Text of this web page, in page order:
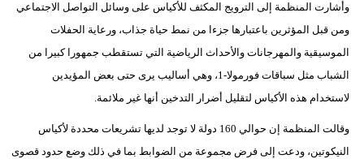
وأشارت المنظمة إلى الترويج المكثف للأكياس على وسائل التواصل الاجتماعي
ومن قبل المؤثرين باعتبارها جزءا من نمط حياة جذاب، ورعاية الحفلات
الموسيقية والمهرجانات والأحداث الرياضية التي تستقطب جمهورا كبيرا من
الشباب مثل سباقات فورمولا-1، وهي أساليب يرى حتى بعض المؤيدين
لاستخدام هذه الأكياس لتقليل أضرار التدخين أنها غير ملائمة.
وقالت المنظمة إن حوالي 160 دولة لا توجد لديها تشريعات محددة لأكياس
النيكوتين، ودعت إلى فرض مجموعة من الضوابط بما في ذلك وضع حدود قصوى